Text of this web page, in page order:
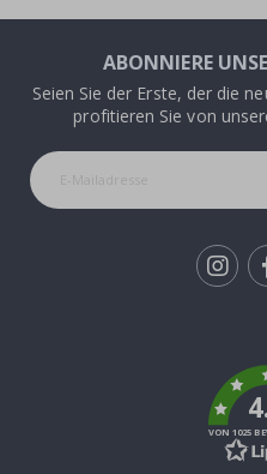
ABONNIERE
Seien Sie der Erste, der die
profitieren Sie von
VON 1025